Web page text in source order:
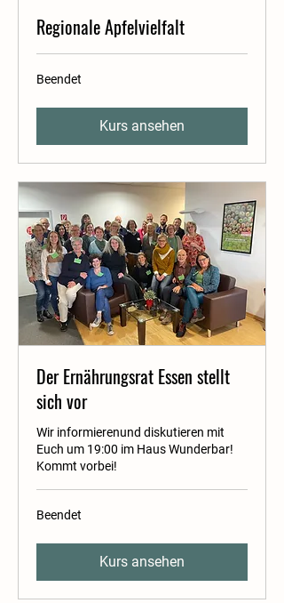
Regionale Apfelvielfalt
Beendet
Kurs ansehen
Der Ernährungsrat Essen stellt
sich vor
Wir informierenund diskutieren mit
Euch um 19:00 im Haus Wunderbar!
Kommt vorbei!
Beendet
Kurs ansehen